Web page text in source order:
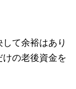
て余裕はあり
の老後資金を